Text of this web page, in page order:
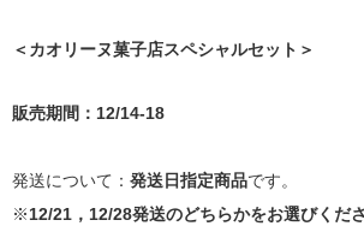
＜カオリーヌ菓子店スペシャルセット＞
販売期間：12/14-18
発送について： 発送日指定商品です。
※12/21，12/28発送のどちらかをお選びくださ